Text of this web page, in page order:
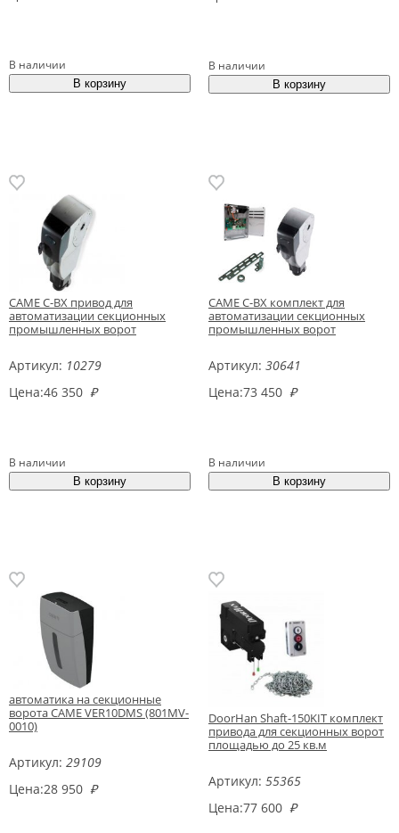
В наличии В наличии
CAME C-BX привод для
автоматизации секционных
промышленных ворот
Артикул: 10279
Цена:46 350 ₽
В наличии
CAME C-BX комплект для
автоматизации секционных
промышленных ворот
Артикул: 30641
Цена:73 450 ₽
В наличии
автоматика на секционные
ворота CAME VER10DMS (801MV-
0010)
Артикул: 29109
Цена:28 950 ₽
DoorHan Shaft-150KIT комплект
привода для секционных ворот
площадью до 25 кв.м
Артикул: 55365
Цена:77 600 ₽